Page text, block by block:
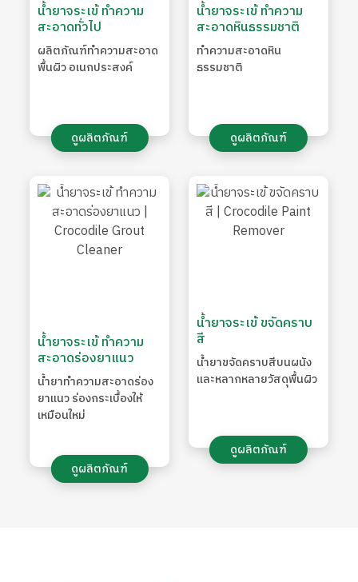
น้ำยาจระเข้ ทำความ
สะอาดทั่วไป
ผลิตภัณฑ์ทําความสะอาด
พื้นผิว อเนกประสงค์
ดูผลิตภัณฑ์
น้ำยาจระเข้ ทำความ
สะอาดหินธรรมชาติ
ทำความสะอาดหิน
ธรรมชาติ
ดูผลิตภัณฑ์
น้ำยาจระเข้ ทำความ
สะอาดร่องยาแนว
น้ำยาทำความสะอาดร่อง
ยาแนว ร่องกระเบื้องให้
เหมือนใหม่
ดูผลิตภัณฑ์
น้ำยาจระเข้ ขจัดคราบ
สี
น้ำยาขจัดคราบสีบนผนัง
และหลากหลายวัสดุพื้นผิว
ดูผลิตภัณฑ์